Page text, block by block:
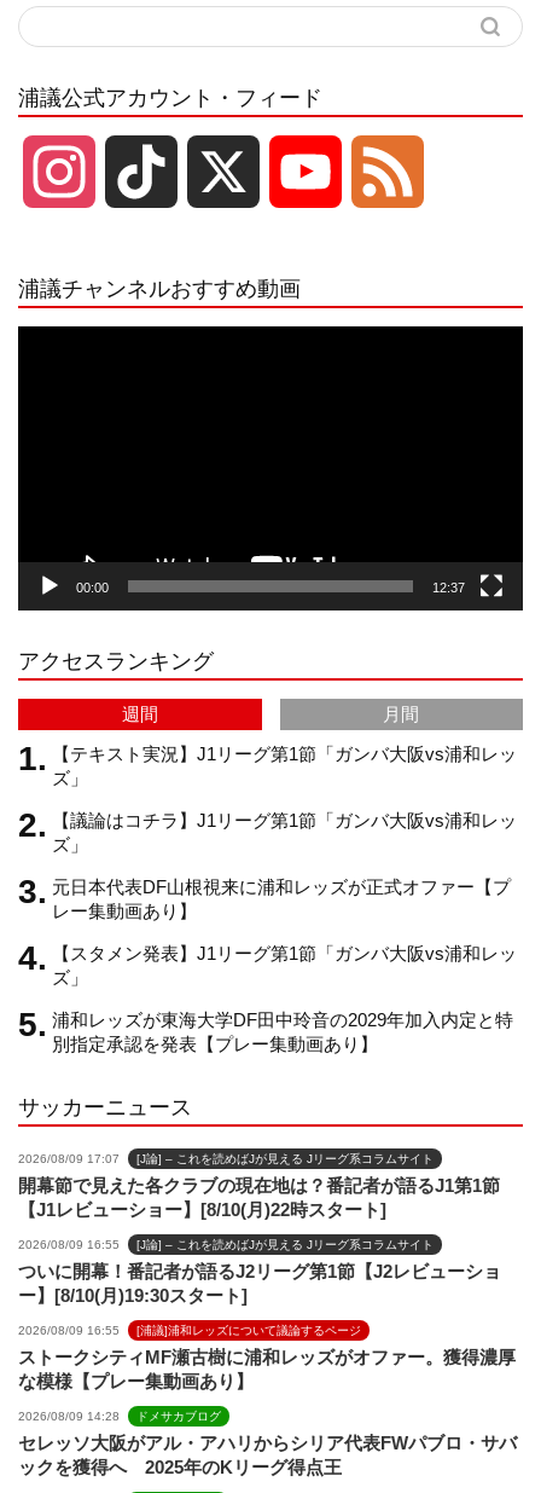
浦議公式アカウント・フィード
r
a
m
e
C
h
a
n
n
e
浦議チャンネルおすすめ動画
00:00 12:37
アクセスランキング
週間
月間
【テキスト実況】J1リーグ第1節「ガンバ大阪vs浦和レッ
ズ」
【議論はコチラ】J1リーグ第1節「ガンバ大阪vs浦和レッ
ズ」
元日本代表DF山根視来に浦和レッズが正式オファー【プ
レー集動画あり】
【スタメン発表】J1リーグ第1節「ガンバ大阪vs浦和レッ
ズ」
浦和レッズが東海大学DF田中玲音の2029年加入内定と特
別指定承認を発表【プレー集動画あり】
サッカーニュース
2026/08/09 17:07 [J論] – これを読めばJが見える Jリーグ系コラムサイト
開幕節で見えた各クラブの現在地は？番記者が語るJ1第1節
【J1レビューショー】[8/10(月)22時スタート]
2026/08/09 16:55 [J論] – これを読めばJが見える Jリーグ系コラムサイト
ついに開幕！番記者が語るJ2リーグ第1節【J2レビューショ
ー】[8/10(月)19:30スタート]
2026/08/09 16:55 [浦議]浦和レッズについて議論するページ
ストークシティMF瀬古樹に浦和レッズがオファー。獲得濃厚
な模様【プレー集動画あり】
2026/08/09 14:28 ドメサカブログ
セレッソ大阪がアル・アハリからシリア代表FWパブロ・サバ
ックを獲得へ 2025年のKリーグ得点王